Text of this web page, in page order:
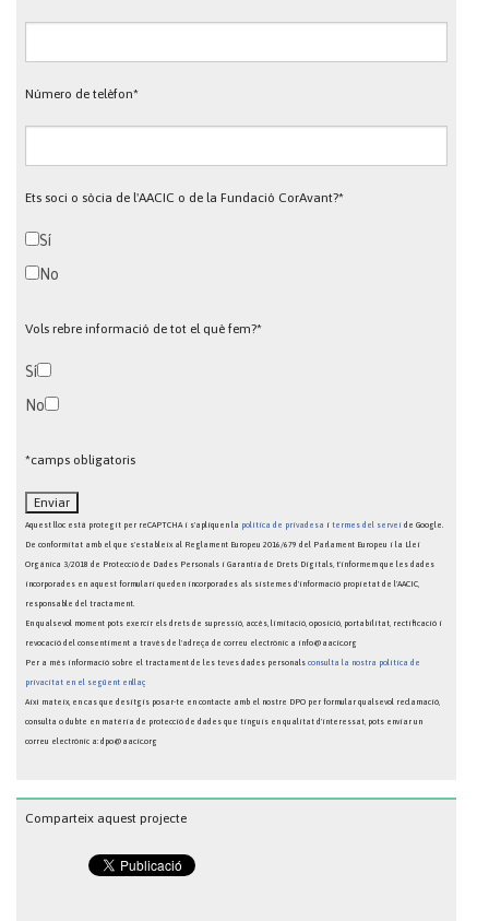
Número de telèfon*
Ets soci o sòcia de l'AACIC o de la Fundació CorAvant?*
Sí
No
Vols rebre informació de tot el què fem?*
Sí
No
*camps obligatoris
Aquest lloc està protegit per reCAPTCHA i s'apliquen la política de privadesa i termes del servei de Google.
De conformitat amb el que s'estableix al Reglament Europeu 2016/679 del Parlament Europeu i la Llei
Orgànica 3/2018 de Protecció de Dades Personals i Garantia de Drets Digitals, t'informem que les dades
incorporades en aquest formulari queden incorporades als sistemes d'informació propietat de l'AACIC,
responsable del tractament.
En qualsevol moment pots exercir els drets de supressió, accés, limitació, oposició, portabilitat, rectificació i
revocació del consentiment a través de l'adreça de correu electrònic a info@aacic.org
Per a més informació sobre el tractament de les teves dades personals consulta la nostra política de
privacitat en el següent enllaç
Així mateix, en cas que desitgis posar-te en contacte amb el nostre DPO per formular qualsevol reclamació,
consulta o dubte en matèria de protecció de dades que tinguis en qualitat d'interessat, pots enviar un
correu electrònic a: dpo@aacic.org
Comparteix aquest projecte